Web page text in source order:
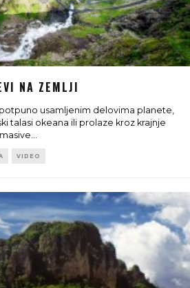
NA ZEMLJI
usamljenim delovima planete,
talasi okeana ili prolaze kroz krajnje
VIDEO